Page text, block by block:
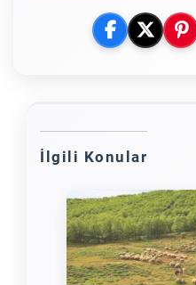
İlgili Konular